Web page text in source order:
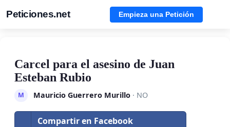
Peticiones.net Empieza una Petición
Carcel para el asesino de Juan
Esteban Rubio
M Mauricio Guerrero Murillo· NO
Compartir en Facebook